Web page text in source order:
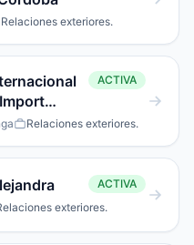
Relaciones exteriores.
ACTIVA
Relaciones exteriores.
ACTIVA
exteriores.